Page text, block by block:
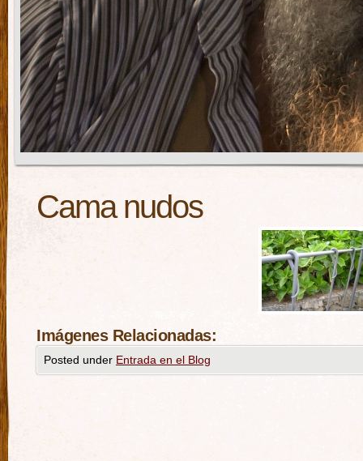
Cama nudos
Imágenes Relacionadas:
Posted under Entrada en el Blog